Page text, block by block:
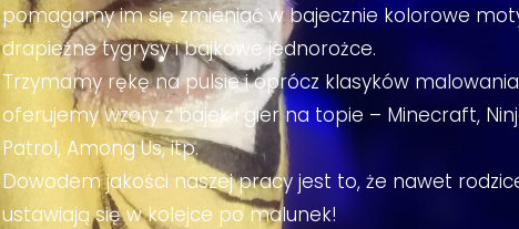
pomagamy im się zmieniać w bajecznie kolorowe
drapieżne tygrysy i bajkowe jednorożce.
Trzymamy rękę na pulsie i oprócz klasyków
oferujemy wzory z bajek i gier na topie – Minecraft,
Patrol, Among Us, itp.
Dowodem jakości naszej pracy jest to, że nawet
ustawiają się w kolejce po malunek!